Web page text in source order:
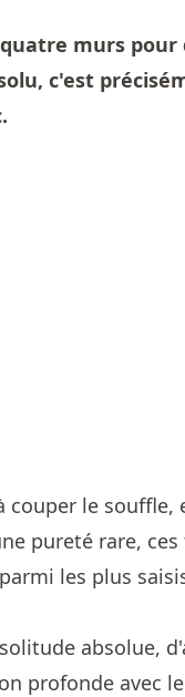
murs pour
c'est
couper le
pureté rare,
les plus
absolue,
profonde avec